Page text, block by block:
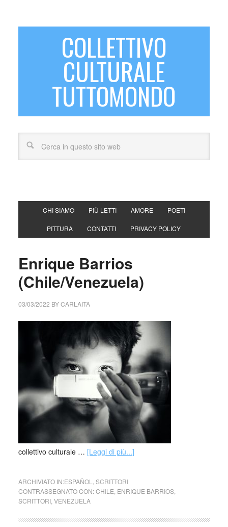
COLLETTIVO
CULTURALE
TUTTOMONDO
CHI SIAMO PIÙ LETTI AMORE POETI
PITTURA CONTATTI PRIVACY POLICY
Enrique Barrios
(Chile/Venezuela)
03/03/2022 BYCARLAITA
collettivo culturale … [Leggi di più...]
ARCHIVIATO IN:ESPAÑOL
SCRITTORI
CONTRASSEGNATO CON:CHILE ENRIQUE BARRIOS,
SCRITTORI, VENEZUELA